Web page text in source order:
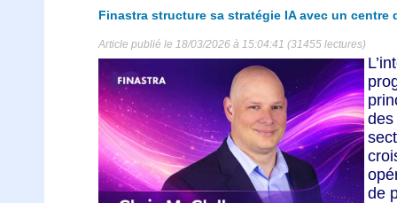
Finastra structure sa stratégie IA avec un centre
Article publié le 18/03/2026 à 15:04:41 (31455 lectures)
de